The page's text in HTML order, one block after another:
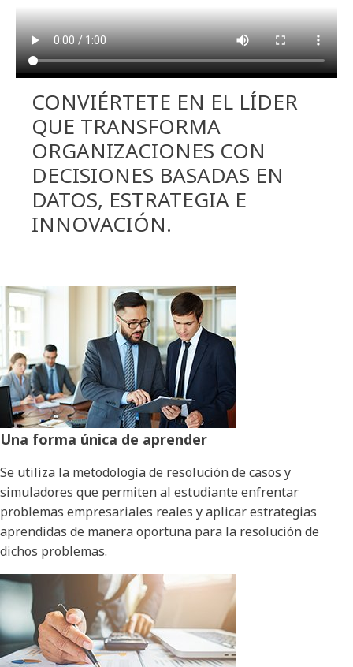
CONVIÉRTETE EN EL LÍDER
QUE TRANSFORMA
ORGANIZACIONES CON
DECISIONES BASADAS EN
DATOS, ESTRATEGIA E
INNOVACIÓN.
Una forma única de aprender
Se utiliza la metodología de resolución de casos y
simuladores que permiten al estudiante enfrentar
problemas empresariales reales y aplicar estrategias
aprendidas de manera oportuna para la resolución de
dichos problemas.